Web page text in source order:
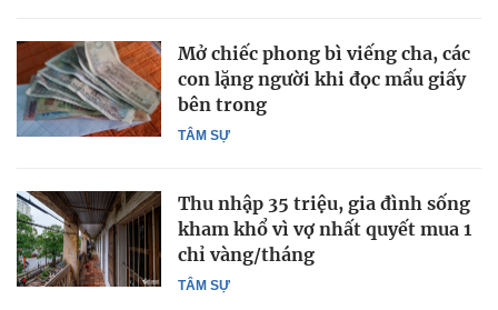
TÂM SỰ
Mở chiếc phong bì viếng cha, các
con lặng người khi đọc mẩu giấy
bên trong
TÂM SỰ
Thu nhập 35 triệu, gia đình sống
kham khổ vì vợ nhất quyết mua 1
chỉ vàng/tháng